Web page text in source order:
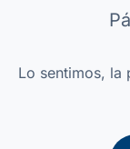
Lo sentimos, la